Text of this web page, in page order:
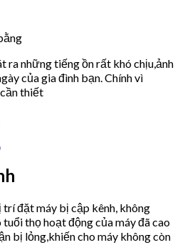
ra những tiếng ồn rất khó chịu,ảnh
của gia đình bạn. Chính vì
thiết
đặt máy bị cập kênh, không
thọ hoạt động của máy đã cao
bị lỏng,khiến cho máy không còn